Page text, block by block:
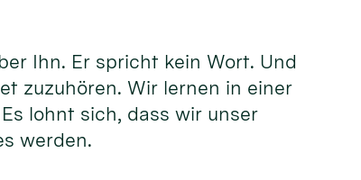
Ihn. Er spricht kein Wort. Und
zuzuhören. Wir lernen in einer
lohnt sich, dass wir unser
werden.